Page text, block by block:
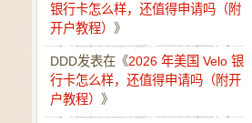
银行卡怎么样，还值得申请吗（附
开户教程） 》
DDD发表在《2026 年美国 Velo 银
行卡怎么样，还值得申请吗（附开
户教程） 》